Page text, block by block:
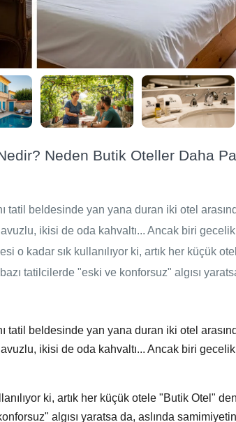
Neden Butik Oteller Daha
tatil beldesinde yan yana duran iki otel
ikisi de oda kahvaltı... Ancak biri
o kadar sık kullanılıyor ki, artık her küçük
tatilcilerde "eski ve konforsuz" algısı
tatil beldesinde yan yana duran iki otel
ikisi de oda kahvaltı... Ancak biri
ki, artık her küçük otele "Butik Otel"
algısı yaratsa da, aslında